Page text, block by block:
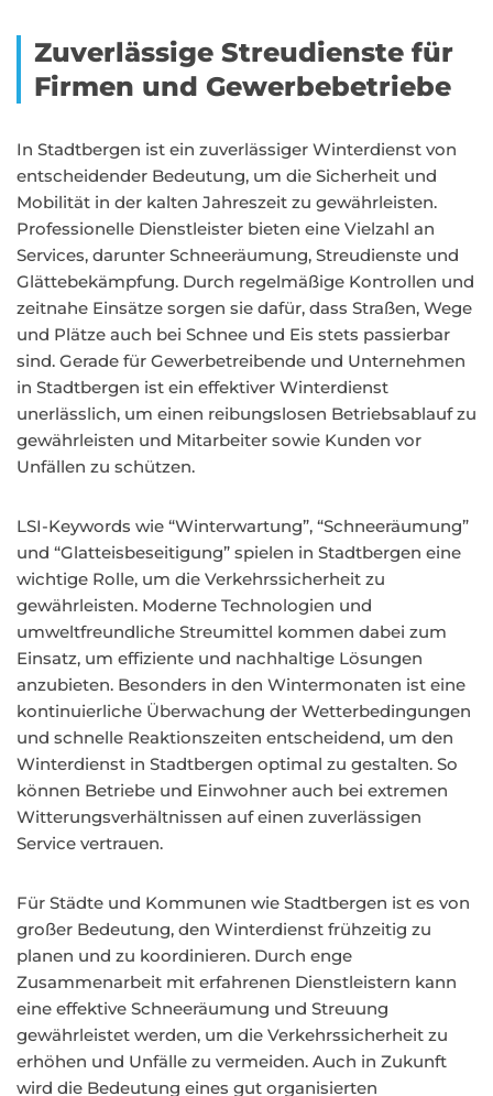
Zuverlässige Streudienste für
Firmen und Gewerbebetriebe
In Stadtbergen ist ein zuverlässiger Winterdienst von
entscheidender Bedeutung, um die Sicherheit und
Mobilität in der kalten Jahreszeit zu gewährleisten.
Professionelle Dienstleister bieten eine Vielzahl an
Services, darunter Schneeräumung, Streudienste und
Glättebekämpfung. Durch regelmäßige Kontrollen und
zeitnahe Einsätze sorgen sie dafür, dass Straßen, Wege
und Plätze auch bei Schnee und Eis stets passierbar
sind. Gerade für Gewerbetreibende und Unternehmen
in Stadtbergen ist ein effektiver Winterdienst
unerlässlich, um einen reibungslosen Betriebsablauf zu
gewährleisten und Mitarbeiter sowie Kunden vor
Unfällen zu schützen.
LSI-Keywords wie “Winterwartung”, “Schneeräumung”
und “Glatteisbeseitigung” spielen in Stadtbergen eine
wichtige Rolle, um die Verkehrssicherheit zu
gewährleisten. Moderne Technologien und
umweltfreundliche Streumittel kommen dabei zum
Einsatz, um effiziente und nachhaltige Lösungen
anzubieten. Besonders in den Wintermonaten ist eine
kontinuierliche Überwachung der Wetterbedingungen
und schnelle Reaktionszeiten entscheidend, um den
Winterdienst in Stadtbergen optimal zu gestalten. So
können Betriebe und Einwohner auch bei extremen
Witterungsverhältnissen auf einen zuverlässigen
Service vertrauen.
Für Städte und Kommunen wie Stadtbergen ist es von
großer Bedeutung, den Winterdienst frühzeitig zu
planen und zu koordinieren. Durch enge
Zusammenarbeit mit erfahrenen Dienstleistern kann
eine effektive Schneeräumung und Streuung
gewährleistet werden, um die Verkehrssicherheit zu
erhöhen und Unfälle zu vermeiden. Auch in Zukunft
wird die Bedeutung eines gut organisierten